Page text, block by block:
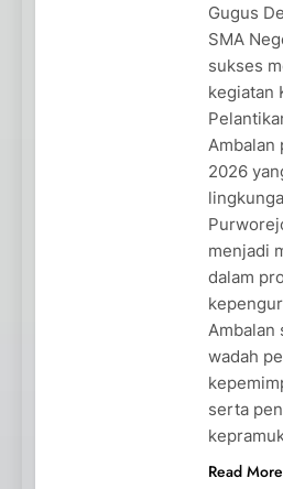
Gugus
SMA
sukses
kegiatan
Ambalan
2026
menjadi
dalam
Ambalan
wadah
serta
Read More